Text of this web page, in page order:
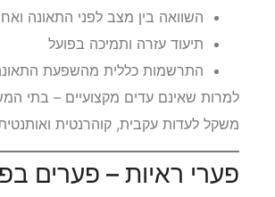
השוואה בין מצב לפני התאונה
תיעוד עזרה ותמיכה בפועל
התרשמות כללית מהשפעת
למרות שאינם עדים מקצועיים – בתי
משקל לעדות עקבית, קוהרנטית
פערי ראיות – פערים